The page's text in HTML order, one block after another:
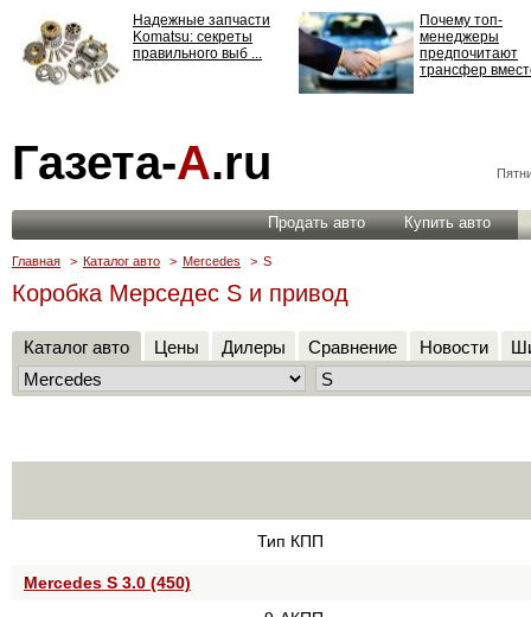
Надежные запчасти
Komatsu: секреты
правильного выб ...
Почему топ-
менеджеры
предпочитают
трансфер
ответственности: все,
что нужно знать ...
Газета-А.ru
Продать авто Купить авто
Главная > Каталог авто > Mercedes > S
Коробка Мерседес S и привод
Каталог авто Цены Дилеры Сравнение Новости
Тип КПП
Mercedes S 3.0 (450)